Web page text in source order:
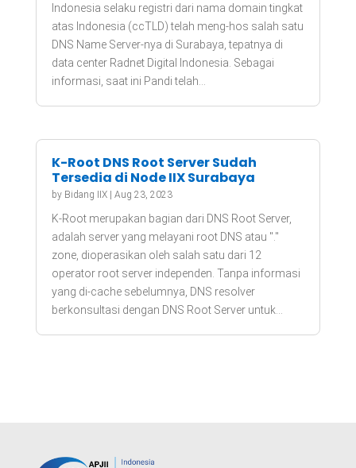
Indonesia selaku registri dari nama domain tingkat
atas Indonesia (ccTLD) telah meng-hos salah satu
DNS Name Server-nya di Surabaya, tepatnya di
data center Radnet Digital Indonesia. Sebagai
informasi, saat ini Pandi telah...
K-Root DNS Root Server Sudah
Tersedia di Node IIX Surabaya
by Bidang IIX| Aug 23, 2023
K-Root merupakan bagian dari DNS Root Server,
adalah server yang melayani root DNS atau "."
zone, dioperasikan oleh salah satu dari 12
operator root server independen. Tanpa informasi
yang di-cache sebelumnya, DNS resolver
berkonsultasi dengan DNS Root Server untuk...